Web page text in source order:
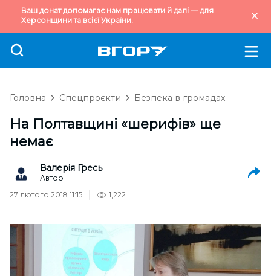
Ваш донат допомагає нам працювати й далі — для
Херсонщини та всієї України.
Головна Спецпроєкти Безпека в громадах
На Полтавщині «шерифів» ще
немає
Валерія Гресь
Автор
27 лютого 2018 11:15
1,222